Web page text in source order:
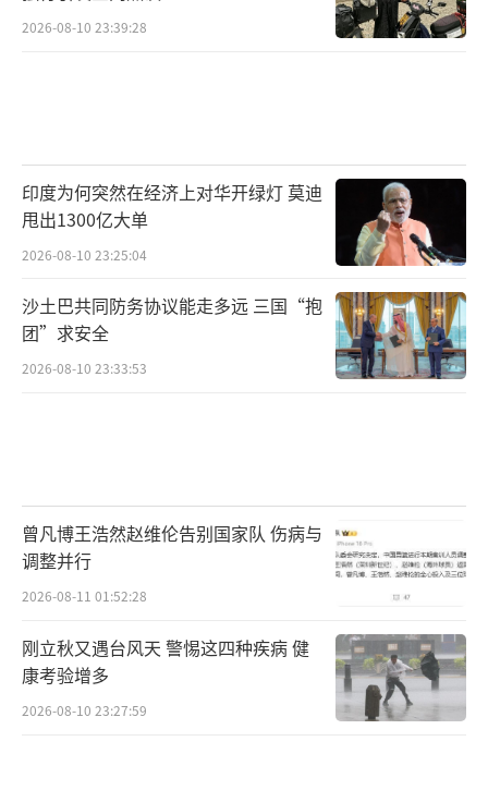
2026-08-10 23:39:28
印度为何突然在经济上对华开绿灯 莫迪
甩出1300亿大单
2026-08-10 23:25:04
沙土巴共同防务协议能走多远 三国“抱
团”求安全
2026-08-10 23:33:53
曾凡博王浩然赵维伦告别国家队 伤病与
调整并行
2026-08-11 01:52:28
刚立秋又遇台风天 警惕这四种疾病 健
康考验增多
2026-08-10 23:27:59